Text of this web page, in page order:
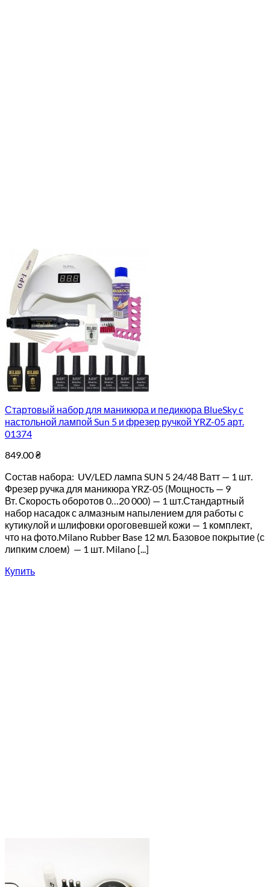
Стартовый набор для маникюра и педикюра BlueSky с
настольной лампой Sun 5 и фрезер ручкой YRZ-05 арт.
01374
849.00₴
Состав набора: UV/LED лампа SUN 5 24/48 Ватт — 1 шт.
Фрезер ручка для маникюра YRZ-05 (Мощность — 9
Вт. Скорость оборотов 0…20 000) — 1 шт.Стандартный
набор насадок с алмазным напылением для работы с
кутикулой и шлифовки ороговевшей кожи — 1 комплект,
что на фото.Milano Rubber Base 12 мл. Базовое покрытие (с
липким слоем) — 1 шт. Milano [...]
Купить